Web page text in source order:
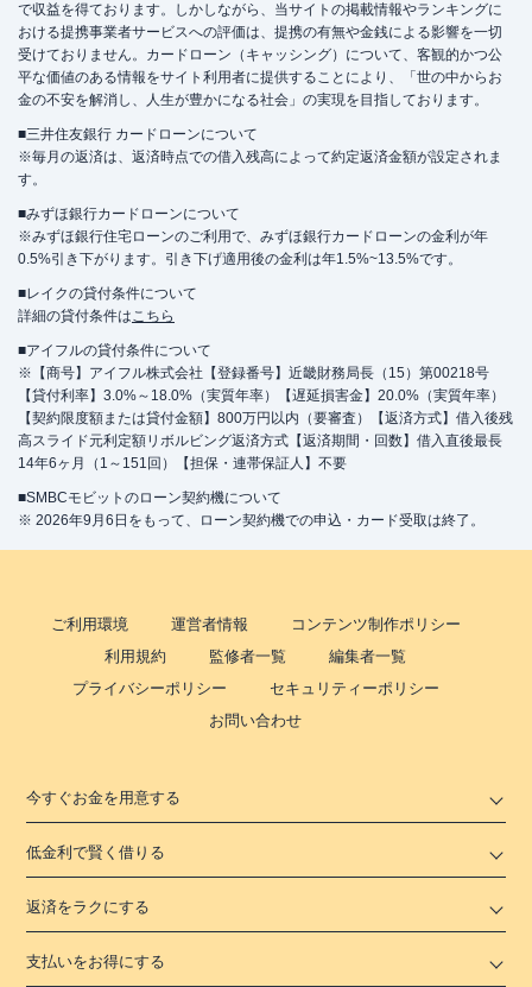
で収益を得ております。しかしながら、当サイトの掲載情報やランキングに
おける提携事業者サービスへの評価は、提携の有無や金銭による影響を一切
受けておりません。カードローン（キャッシング）について、客観的かつ公
平な価値のある情報をサイト利用者に提供することにより、「世の中からお
金の不安を解消し、人生が豊かになる社会」の実現を目指しております。
■三井住友銀行 カードローンについて
※毎月の返済は、返済時点での借入残高によって約定返済金額が設定されま
す。
■みずほ銀行カードローンについて
※みずほ銀行住宅ローンのご利用で、みずほ銀行カードローンの金利が年
0.5%引き下がります。引き下げ適用後の金利は年1.5%~13.5%です。
■レイクの貸付条件について
詳細の貸付条件はこちら
■アイフルの貸付条件について
※【商号】アイフル株式会社【登録番号】近畿財務局長（15）第00218号
【貸付利率】3.0%～18.0%（実質年率）【遅延損害金】20.0%（実質年率）
【契約限度額または貸付金額】800万円以内（要審査）【返済方式】借入後残
高スライド元利定額リボルビング返済方式【返済期間・回数】借入直後最長
14年6ヶ月（1～151回）【担保・連帯保証人】不要
■SMBCモビットのローン契約機について
※ 2026年9月6日をもって、ローン契約機での申込・カード受取は終了。
ご利用環境 運営者情報
コンテンツ制作ポリシー
利用規約
監修者一覧
編集者一覧
プライバシーポリシー
セキュリティーポリシー
お問い合わせ
今すぐお金を用意する
低金利で賢く借りる
返済をラクにする
支払いをお得にする